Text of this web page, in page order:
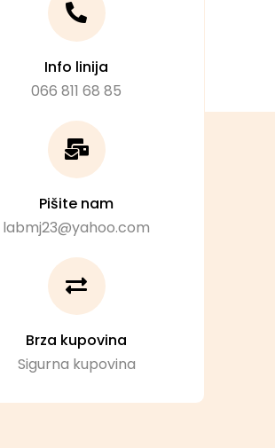
Info linija
066 811 68 85
Pišite nam
labmj23@yahoo.com
Brza kupovina
Sigurna kupovina